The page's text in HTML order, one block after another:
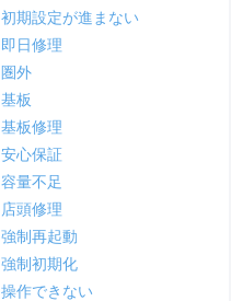
初期設定が進まない
即日修理
圏外
基板
基板修理
安心保証
容量不足
店頭修理
強制再起動
強制初期化
操作できない